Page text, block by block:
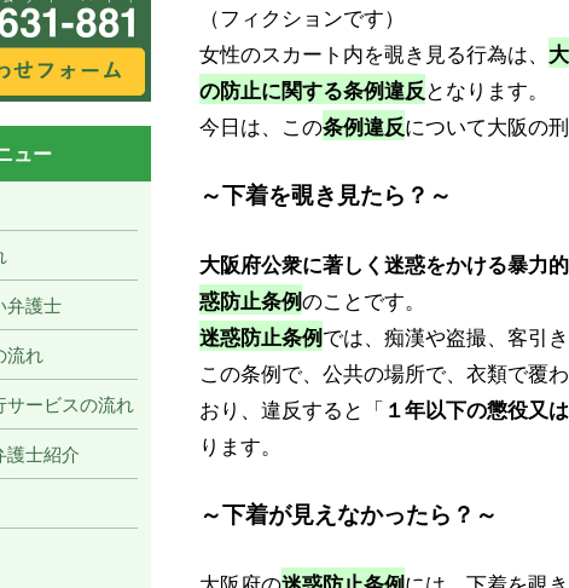
（フィクションです）
女性のスカート内を覗き見る行為は、
の防止に関する条例違反となります。
今日は、この条例違反について大阪の
～下着を覗き見たら？～
大阪府公衆に著しく迷惑をかける暴力
惑防止条例のことです。
迷惑防止条例では、痴漢や盗撮、客引
この条例で、公共の場所で、衣類で覆
おり、違反すると「 １年以下の懲役又
ります。
～下着が見えなかったら？～
ュー
弁護士
流れ
サービスの流れ
護士紹介